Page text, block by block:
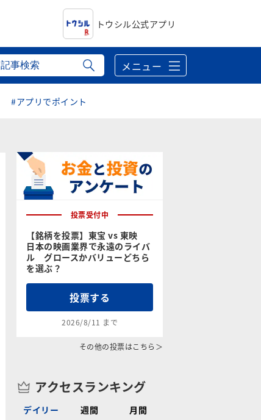
トウシル公式アプリ
メニュー
#アプリでポイント
投票受付中
【銘柄を投票】東宝 vs 東映
日本の映画業界で永遠のライバ
ル グロースかバリューどちら
を選ぶ？
投票する
2026/8/11 まで
その他の投票はこちら＞
アクセスランキング
デイリー 週間 月間